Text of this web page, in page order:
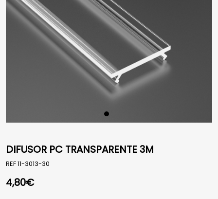
DIFUSOR PC TRANSPARENTE 3M
REF11-3013-30
4,80€